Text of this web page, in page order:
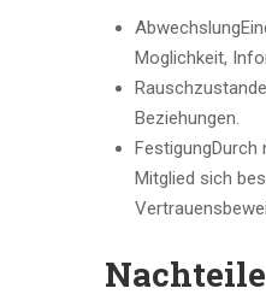
Moglichkeit,
Beziehungen.
FestigungDurch
Mitglied sich
Nachteile